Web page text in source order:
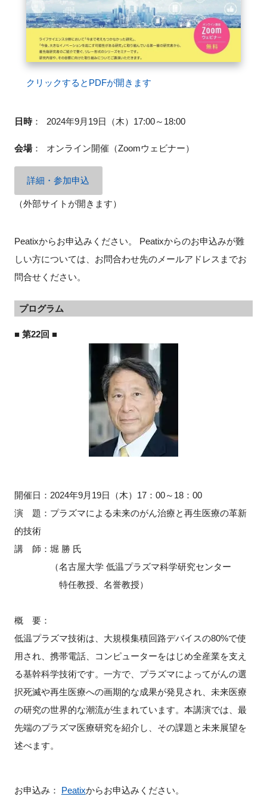
閉じる
クリックするとPDFが開きます
日時： 2024年9月19日（木）17:00～18:00
会場： オンライン開催（Zoomウェビナー）
詳細・参加申込
（外部サイトが開きます）
Peatixからお申込みください。 Peatixからのお申込みが難
しい方については、お問合わせ先のメールアドレスまでお
問合せください。
プログラム
■ 第22回 ■
開催日： 2024年9月19日（木） 17： 00～ 18： 00
演 題：プラズマによる未来のがん治療と再生医療の革新
的技術
講 師：堀 勝 氏
（名古屋大学 低温プラズマ科学研究センター
特任教授、名誉教授）
概 要：
低温プラズマ技術は、大規模集積回路デバイスの80%で使
用され、携帯電話、コンピューターをはじめ全産業を支え
る基幹科学技術です。一方で、プラズマによってがんの選
択死滅や再生医療への画期的な成果が発見され、未来医療
の研究の世界的な潮流が生まれています。本講演では、最
先端のプラズマ医療研究を紹介し、その課題と未来展望を
述べます。
お申込み： Peatixからお申込みください。